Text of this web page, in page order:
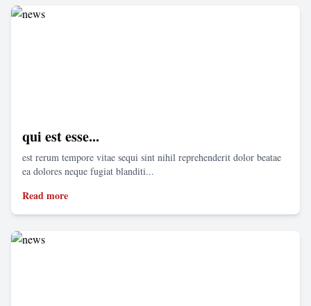
qui est esse...
est rerum tempore vitae sequi sint nihil reprehenderit dolor beatae
ea dolores neque fugiat blanditi...
Read more